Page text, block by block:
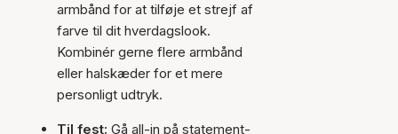
armbånd for at tilføje et strejf af
farve til dit hverdagslook.
Kombinér gerne flere armbånd
eller halskæder for et mere
personligt udtryk.
Til fest: Gå all-in på statement-